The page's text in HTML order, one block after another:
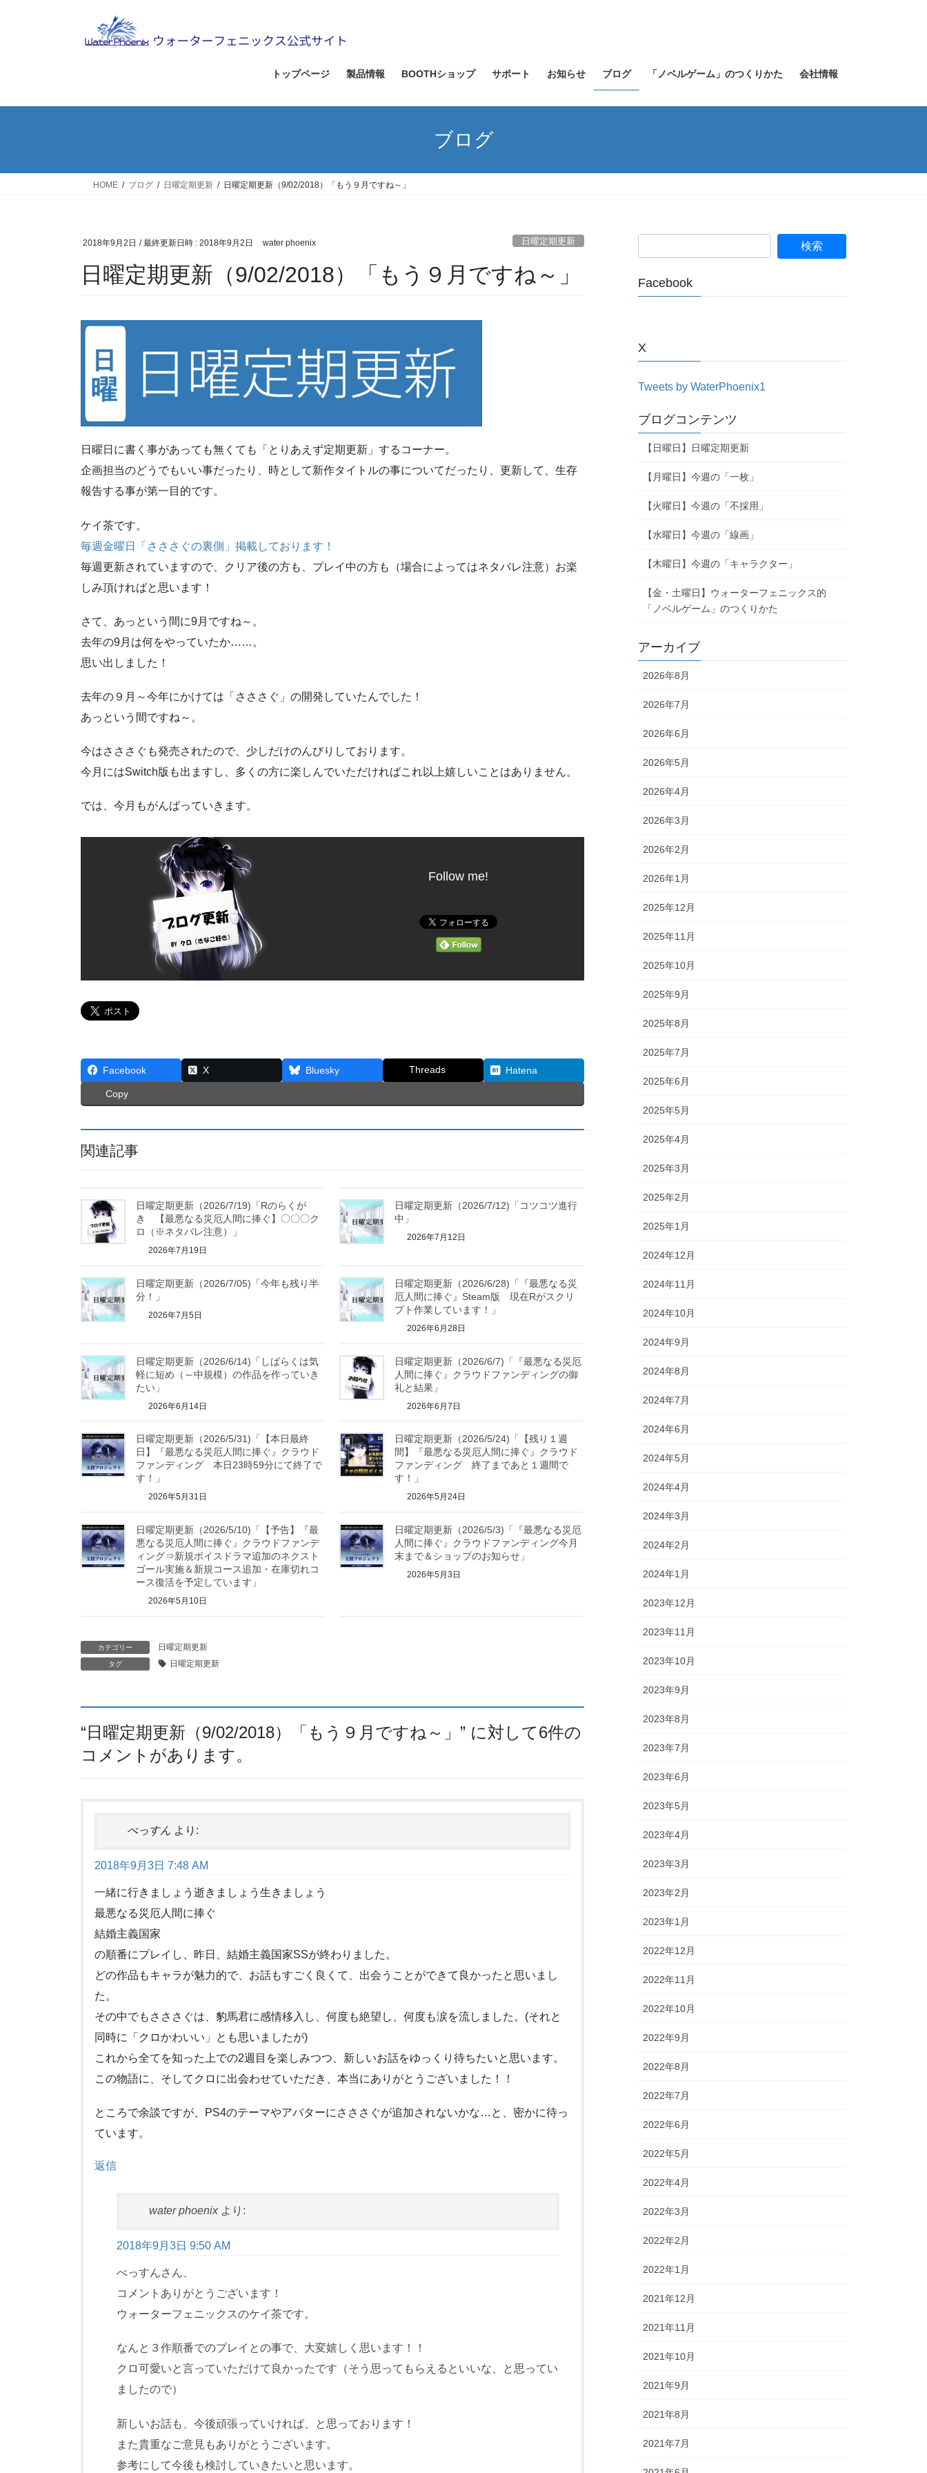
ス
ン
トップページ 製品情報 BOOTHショップ サポート お知らせ ブログ 「ノベルゲーム」のつくりかた 会社情報
ブログ
HOME ブログ 日曜定期更新 日曜定期更新（9/02/2018）「もう９月ですね～」
2018年9月2日 / 最終更新日時 : 2018年9月2日 water phoenix 日曜定期更新
日曜定期更新（9/02/2018）「もう９月ですね～」
日曜日に書く事があっても無くても「とりあえず定期更新」するコーナー。
企画担当のどうでもいい事だったり、時として新作タイトルの事についてだったり、更新して、生存
報告する事が第一目的です。
ケイ茶です。
毎週金曜日「さささぐの裏側」掲載しております！
毎週更新されていますので、クリア後の方も、プレイ中の方も（場合によってはネタバレ注意）お楽
しみ頂ければと思います！
さて、あっという間に9月ですね～。
去年の9月は何をやっていたか……。
思い出しました！
去年の９月～今年にかけては「さささぐ」の開発していたんでした！
あっという間ですね～。
今はさささぐも発売されたので、少しだけのんびりしております。
今月にはSwitch版も出ますし、多くの方に楽しんでいただければこれ以上嬉しいことはありません。
では、今月もがんばっていきます。
Follow me!
Facebook X Bluesky Threads Hatena
Copy
関連記事
日曜定期更新（2026/7/19)「Rのらくが
き 【最悪なる災厄人間に捧ぐ】〇〇〇ク
ロ（※ネタバレ注意）」
2026年7月19日
日曜定期更新（2026/7/12)「コツコツ進行
中」
2026年7月12日
日曜定期更新（2026/7/05)「今年も残り半
分！」
2026年7月5日
日曜定期更新（2026/6/28)「『最悪なる災
厄人間に捧ぐ』Steam版 現在Rがスクリ
プト作業しています！」
2026年6月28日
日曜定期更新（2026/6/14)「しばらくは気
軽に短め（～中規模）の作品を作っていき
たい」
2026年6月14日
日曜定期更新（2026/6/7)「『最悪なる災厄
人間に捧ぐ』クラウドファンディングの御
礼と結果」
2026年6月7日
日曜定期更新（2026/5/31)「【本日最終
日】『最悪なる災厄人間に捧ぐ』クラウド
ファンディング 本日23時59分にて終了で
す！」
2026年5月31日
日曜定期更新（2026/5/24)「【残り１週
間】『最悪なる災厄人間に捧ぐ』クラウド
ファンディング 終了まであと１週間で
す！」
2026年5月24日
日曜定期更新（2026/5/10)「【予告】『最
悪なる災厄人間に捧ぐ』クラウドファンデ
ィング⇒新規ボイスドラマ追加のネクスト
ゴール実施＆新規コース追加・在庫切れコ
ース復活を予定しています」
2026年5月10日
日曜定期更新（2026/5/3)「『最悪なる災厄
人間に捧ぐ』クラウドファンディング今月
末まで＆ショップのお知らせ」
2026年5月3日
カテゴリー 日曜定期更新
タグ 日曜定期更新
“ 日曜定期更新（9/02/2018）「もう９月ですね～」 ” に対して6件の
コメントがあります。
べっすん より:
2018年9月3日 7:48 AM
一緒に行きましょう逝きましょう生きましょう
最悪なる災厄人間に捧ぐ
結婚主義国家
の順番にプレイし、昨日、結婚主義国家SSが終わりました。
どの作品もキャラが魅力的で、お話もすごく良くて、出会うことができて良かったと思いまし
た。
その中でもさささぐは、豹馬君に感情移入し、何度も絶望し、何度も涙を流しました。(それと
同時に「クロかわいい」とも思いましたが)
これから全てを知った上での2週目を楽しみつつ、新しいお話をゆっくり待ちたいと思います。
この物語に、そしてクロに出会わせていただき、本当にありがとうございました！！
ところで余談ですが、PS4のテーマやアバターにさささぐが追加されないかな…と、密かに待っ
ています。
返信
water phoenix より:
2018年9月3日 9:50 AM
べっすんさん、
コメントありがとうございます！
ウォーターフェニックスのケイ茶です。
なんと３作順番でのプレイとの事で、大変嬉しく思います！！
クロ可愛いと言っていただけて良かったです（そう思ってもらえるといいな、と思ってい
ましたので）
新しいお話も、今後頑張っていければ、と思っております！
また貴重なご意見もありがとうございます。
参考にして今後も検討していきたいと思います。
Facebook
X
Tweets by WaterPhoenix1
ブログコンテンツ
【日曜日】日曜定期更新
【月曜日】今週の「一枚」
【火曜日】今週の「不採用」
【水曜日】今週の「線画」
【木曜日】今週の「キャラクター」
【金・土曜日】ウォーターフェニックス的
「ノベルゲーム」のつくりかた
アーカイブ
2026年8月
2026年7月
2026年6月
2026年5月
2026年4月
2026年3月
2026年2月
2026年1月
2025年12月
2025年11月
2025年10月
2025年9月
2025年8月
2025年7月
2025年6月
2025年5月
2025年4月
2025年3月
2025年2月
2025年1月
2024年12月
2024年11月
2024年10月
2024年9月
2024年8月
2024年7月
2024年6月
2024年5月
2024年4月
2024年3月
2024年2月
2024年1月
2023年12月
2023年11月
2023年10月
2023年9月
2023年8月
2023年7月
2023年6月
2023年5月
2023年4月
2023年3月
2023年2月
2023年1月
2022年12月
2022年11月
2022年10月
2022年9月
2022年8月
2022年7月
2022年6月
2022年5月
2022年4月
2022年3月
2022年2月
2022年1月
2021年12月
2021年11月
2021年10月
2021年9月
2021年8月
2021年7月